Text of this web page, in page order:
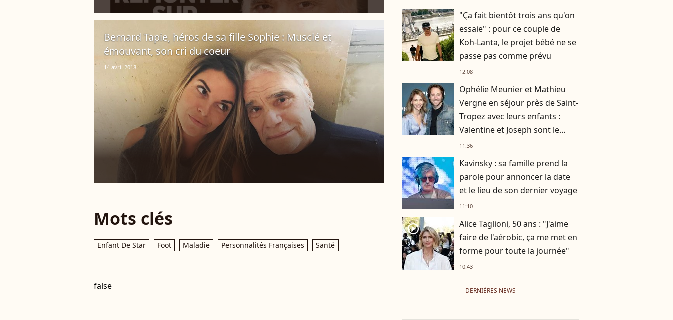
Bernard Tapie, héros de sa fille Sophie : Musclé et
émouvant, son cri du coeur
14 avril 2018
Mots clés
Enfant De Star Foot Maladie Personnalités Françaises Santé
false
"Ça fait bientôt trois ans qu'on
essaie" : pour ce couple de
Koh-Lanta, le projet bébé ne se
passe pas comme prévu
12:08
Ophélie Meunier et Mathieu
Vergne en séjour près de Saint-
Tropez avec leurs enfants :
Valentine et Joseph sont le
parfait mélange de leurs
11:36
Kavinsky : sa famille prend la
parole pour annoncer la date
et le lieu de son dernier voyage
11:10
player2
Alice Taglioni, 50 ans : "J'aime
faire de l'aérobic, ça me met en
forme pour toute la journée"
10:43
DERNIÈRES NEWS